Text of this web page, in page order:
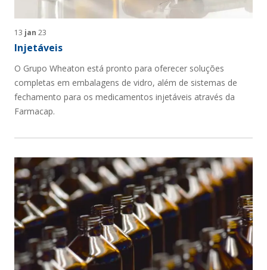
13 jan 23
Injetáveis
O Grupo Wheaton está pronto para oferecer soluções
completas em embalagens de vidro, além de sistemas de
fechamento para os medicamentos injetáveis através da
Farmacap.